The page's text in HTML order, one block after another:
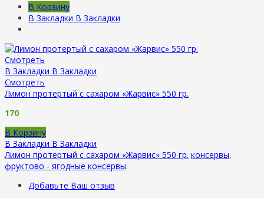
В Корзину
В Закладки В Закладки
Смотреть
В Закладки В Закладки
Смотреть
Лимон протертый с сахаром «Жарвис» 550 гр.
170
В Корзину
В Закладки В Закладки
Лимон протертый с сахаром «Жарвис» 550 гр. консервы,
фруктово - ягодные консервы.
Добавьте Ваш отзыв